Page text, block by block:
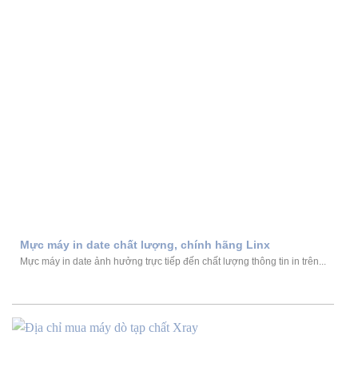
Mực máy in date chất lượng, chính hãng Linx
Mực máy in date ảnh hưởng trực tiếp đến chất lượng thông tin in trên...